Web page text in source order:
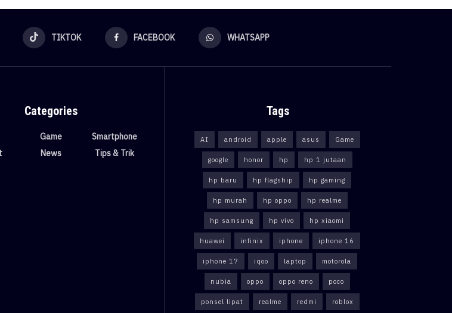
TIKTOK FACEBOOK WHATSAPP
Categories
Game
News
Smartphone
Tips & Trik
Tags
AI android apple asus Game
google honor hp hp 1 jutaan
hp baru hp flagship hp gaming
hp murah hp oppo hp realme
hp samsung hp vivo hp xiaomi
huawei infinix iphone iphone 16
iphone 17 iqoo laptop motorola
nubia oppo oppo reno poco
ponsel lipat realme redmi roblox